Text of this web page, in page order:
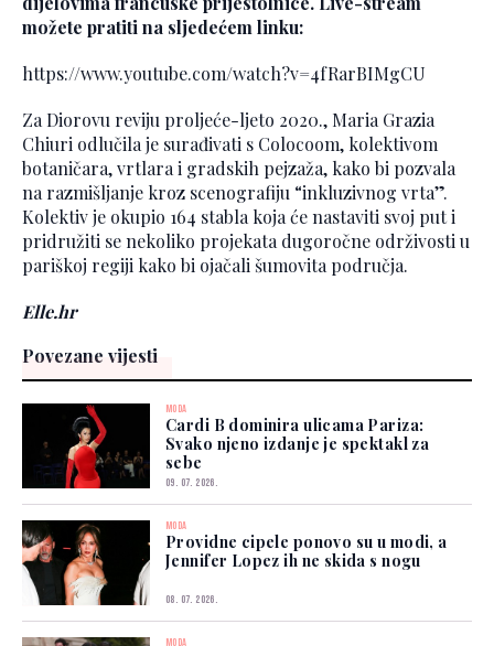
možete pratiti na sljedećem linku:
https://www.youtube.com/watch?v=4fRarBIMgCU
Za Diorovu reviju proljeće-ljeto 2020., Maria Grazia
Chiuri odlučila je surađivati s Colocoom, kolektivom
botaničara, vrtlara i gradskih pejzaža, kako bi pozvala
na razmišljanje kroz scenografiju “inkluzivnog vrta”.
Kolektiv je okupio 164 stabla koja će nastaviti svoj put i
pridružiti se nekoliko projekata dugoročne održivosti u
pariškoj regiji kako bi ojačali šumovita područja.
Elle.hr
Povezane vijesti
MODA
Cardi B dominira ulicama Pariza:
Svako njeno izdanje je spektakl za
sebe
09. 07. 2026.
MODA
Providne cipele ponovo su u modi, a
Jennifer Lopez ih ne skida s nogu
08. 07. 2026.
MODA